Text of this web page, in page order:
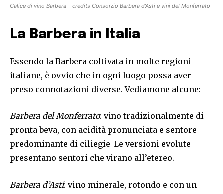
Calice di vino Barbera – credits Consorzio Barbera d’Asti e vini del Monferrato
La Barbera in Italia
Essendo la Barbera coltivata in molte regioni
italiane, è ovvio che in ogni luogo possa aver
preso connotazioni diverse. Vediamone alcune:
Barbera del Monferrato: vino tradizionalmente di
pronta beva, con acidità pronunciata e sentore
predominante di ciliegie. Le versioni evolute
presentano sentori che virano all’etereo.
Barbera d’Asti: vino minerale, rotondo e con un